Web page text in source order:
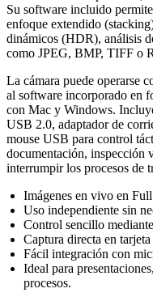
Su software incluido
enfoque extendido
dinámicos (HDR), análisis
como JPEG, BMP, TIFF o
La cámara puede operarse
al software incorporado en
con Mac y Windows.
USB 2.0, adaptador de
mouse USB para control
documentación, inspección
interrumpir los procesos de
Imágenes en vivo en
Uso independiente sin
Control sencillo
Captura directa en
Fácil integración con
Ideal para
procesos.